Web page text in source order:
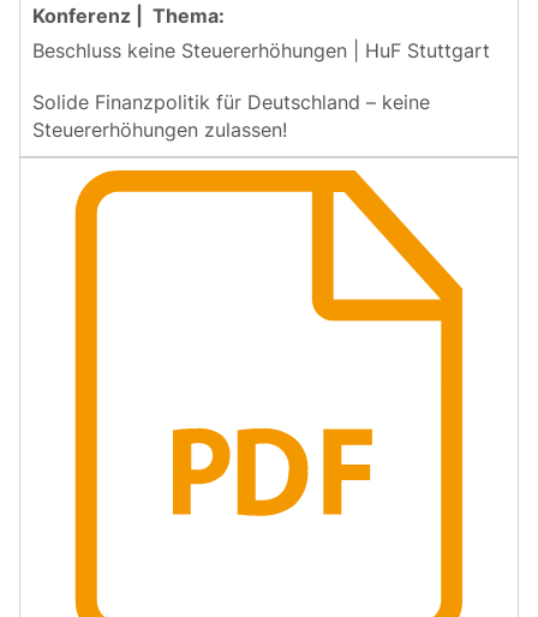
Beschluss keine Steuererhöhungen | HuF Stuttgart
Solide Finanzpolitik für Deutschland – keine
Steuererhöhungen zulassen!